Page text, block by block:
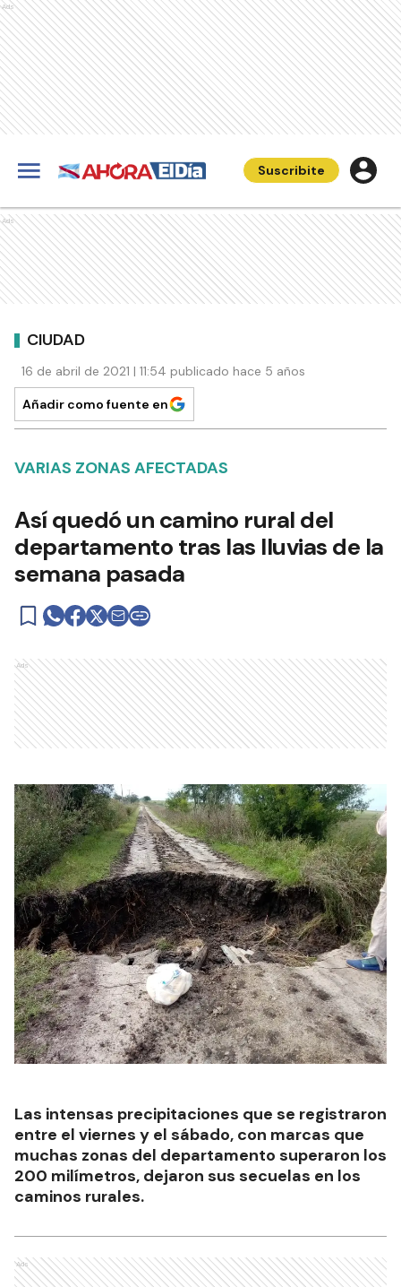
Ads
Suscribite
Ads
CIUDAD
16 de abril de 2021 | 11:54 publicado hace 5 años
Añadir como fuente en
VARIAS ZONAS AFECTADAS
Así quedó un camino rural del
departamento tras las lluvias de la
semana pasada
Ads
Las intensas precipitaciones que se registraron
entre el viernes y el sábado, con marcas que
muchas zonas del departamento superaron los
200 milímetros, dejaron sus secuelas en los
caminos rurales.
Ads